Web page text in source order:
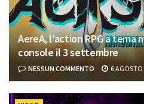
AereA, l’action RPG a tema
console il 3 settembre
NESSUN COMMENTO 6